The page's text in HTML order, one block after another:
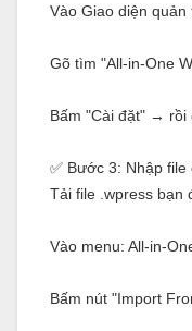
Vào Giao diện
Gõ tìm "All-in-One
Bấm "Cài đặt" → rồi
✅ Bước 3: Nhập
Tải file .wpress bạn
Vào menu: All-in-
Bấm nút "Import